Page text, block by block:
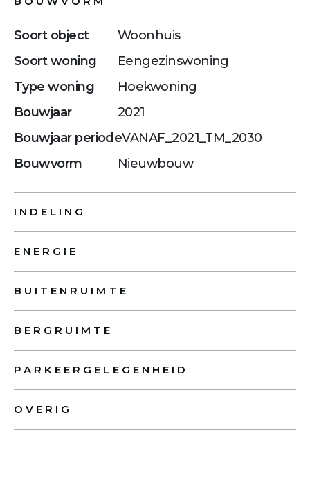
Soort object
Woonhuis
Soort woning
Eengezinswoning
Type woning
Hoekwoning
Bouwjaar
2021
Bouwjaar periodeVANAF_2021_TM_2030
Bouwvorm
Nieuwbouw
INDELING
ENERGIE
BUITENRUIMTE
BERGRUIMTE
PARKEERGELEGENHEID
OVERIG